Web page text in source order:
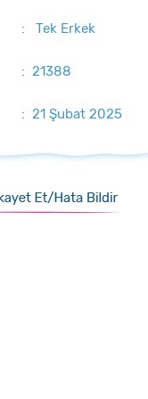
: Tek Erkek
: 21388
: 21 Şubat 2025